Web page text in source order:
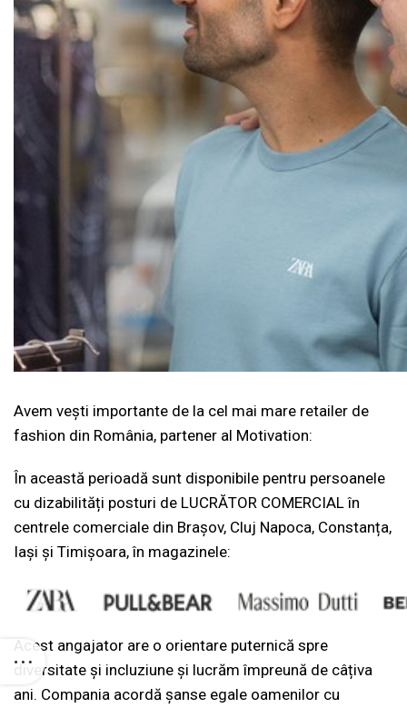
Avem vești importante de la cel mai mare retailer de
fashion din România, partener al Motivation:
În această perioadă sunt disponibile pentru persoanele
cu dizabilități posturi de LUCRĂTOR COMERCIAL în
centrele comerciale din Brașov, Cluj Napoca, Constanța,
Iași și Timișoara, în magazinele:
Acest angajator are o orientare puternică spre
diversitate și incluziune și lucrăm împreună de câțiva
ani. Compania acordă șanse egale oamenilor cu